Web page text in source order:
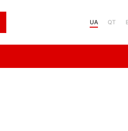
UA QT